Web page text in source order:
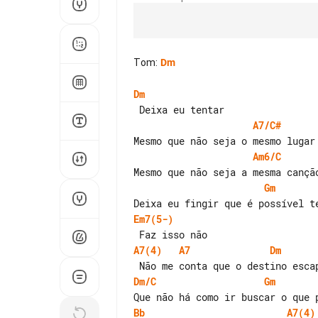
Tom: Dm
Dm
A7/C#
Am6/C
Gm
Em7(5-)
A7(4)
A7 Dm
Dm/C Gm
Bb A7(4)